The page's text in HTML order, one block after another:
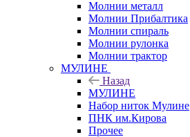
Молнии металл
Молнии Прибалтика
Молнии спираль
Молнии рулонка
Молнии трактор
МУЛИНЕ
Назад
МУЛИНЕ
Набор ниток Мулине
ПНК им.Кирова
Прочее